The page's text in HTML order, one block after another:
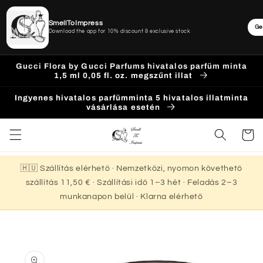
Ugrás a
tartalomhoz
Gucci Flora by Gucci Parfums hivatalos parfüm minta
1,5 ml 0,05 fl. oz. megszűnt illat
Ingyenes hivatalos parfümminta 5 hivatalos illatminta
vásárlása esetén
Kosár
🇭🇺 Szállítás elérhető · Nemzetközi, nyomon követhető
szállítás 11,50 € · Szállítási idő 1–3 hét · Feladás 2–3
munkanapon belül · Klarna elérhető
a
SmellToImpress
Download the app for 10% discount & exclusive stock